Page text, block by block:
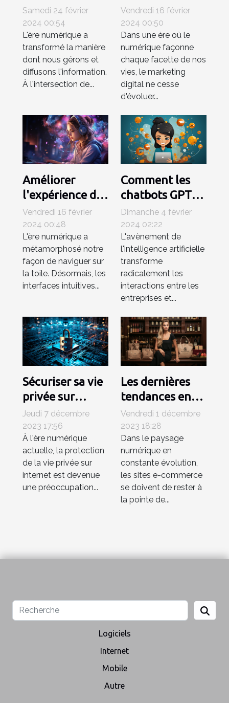
systèmes de
gestion de
contenu
Samedi 24 février
2024 00:54
L'ère numérique a
transformé la manière
dont nous gérons et
diffusons l'information.
À l'intersection de...
d'images par IA
transforme-t-
elle le monde
du marketing
digital ?
Vendredi 16 février
2024 00:50
Dans une ère où le
numérique façonne
chaque facette de nos
vies, le marketing
digital ne cesse
d'évoluer...
Améliorer
l'expérience de
navigation sur
Internet avec
les assistants
virtuels
alimentés par
Chat GPT
Vendredi 16 février
2024 00:48
L'ère numérique a
métamorphosé notre
façon de naviguer sur
la toile. Désormais, les
interfaces intuitives...
Comment les
chatbots GPT
révolutionnent
le service client
en ligne
Dimanche 4 février
2024 02:22
L'avènement de
l'intelligence artificielle
transforme
radicalement les
interactions entre les
entreprises et...
Sécuriser sa vie
privée sur
internet : les
meilleures
pratiques
Jeudi 7 décembre
2023 17:56
À l'ère numérique
actuelle, la protection
de la vie privée sur
internet est devenue
une préoccupation...
Les dernières
tendances en
matière de
design web
pour les sites e-
commerce
Vendredi 1 décembre
2023 18:28
Dans le paysage
numérique en
constante évolution,
les sites e-commerce
se doivent de rester à
la pointe de...
Logiciels
Internet
Mobile
Autre